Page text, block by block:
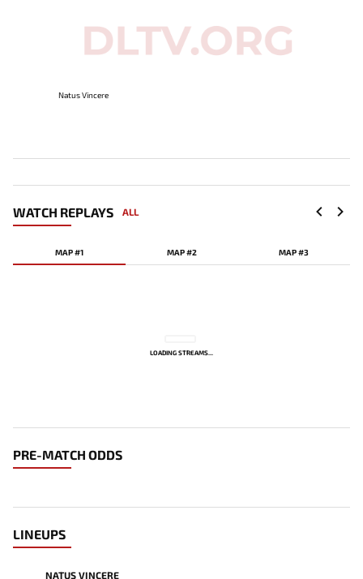
Natus Vincere
WATCH REPLAYS ALL
MAP #1 MAP #2 MAP #3
LOADING STREAMS...
PRE-MATCH ODDS
LINEUPS
NATUS VINCERE